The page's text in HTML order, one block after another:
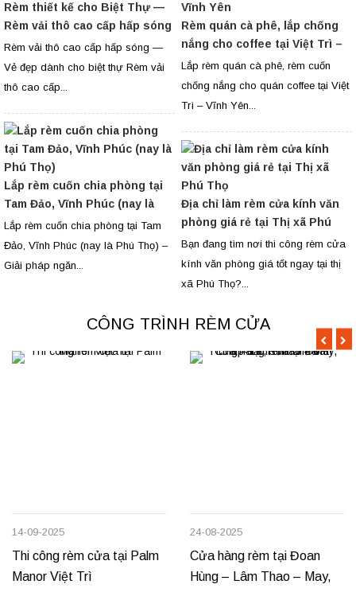
Rèm thiết kế cho Biệt Thự —
Rèm vải thô cao cấp hấp sóng
Rèm vải thô cao cấp hấp sóng —
Vẻ đẹp dành cho biệt thự Rèm vải
thô cao cấp...
Rèm quán cà phê, lắp chống
nắng cho coffee tại Việt Trì –
Vĩnh Yên
Lắp rèm quán cà phê, rèm cuốn
chống nắng cho quán coffee tại Việt
Trì – Vĩnh Yên...
Lắp rèm cuốn chia phòng tại
Tam Đảo, Vĩnh Phúc (nay là
Phú Thọ)
Lắp rèm cuốn chia phòng tại Tam
Đảo, Vĩnh Phúc (nay là Phú Thọ) –
Giải pháp ngăn...
Địa chỉ làm rèm cửa kính văn
phòng giá rẻ tại Thị xã Phú
Thọ
Bạn đang tìm nơi thi công rèm cửa
kính văn phòng giá tốt ngay tại thị
xã Phú Thọ?...
CÔNG TRÌNH RÈM CỬA
14-09-2025
Thi công rèm cửa tại Palm
Manor Việt Trì
24-08-2025
Cửa hàng rèm tại Đoan
Hùng – Lâm Thao – May,